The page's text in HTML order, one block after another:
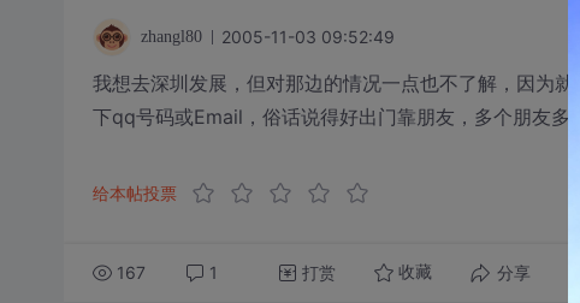
zhangl80 2005-11-03 09:52:49
我想去深圳发展，但对那边的情况一点也不了解，因为
下qq号码或Email，俗话说得好出门靠朋友，多个朋友多
给本帖投票
167 1 打赏 收藏 分享